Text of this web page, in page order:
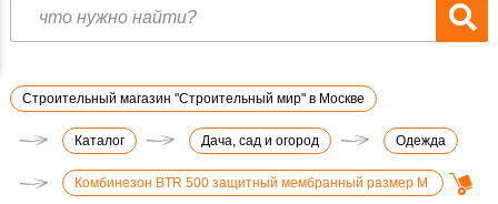
Строительный магазин "Строительный мир" в Москве
Каталог Дача, сад и огород Одежда
Комбинезон BTR 500 защитный мембранный размер М